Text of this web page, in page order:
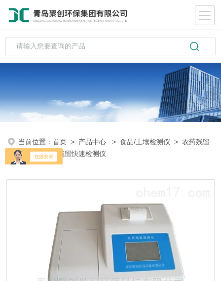
当前位置：首页 > 产品中心 >食品/土壤检测仪 > 农药残留
检测> 农药残留快速检测仪